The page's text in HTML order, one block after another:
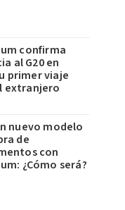
confirma
al G20 en
primer viaje
extranjero
nuevo modelo
de
con
¿Cómo será?